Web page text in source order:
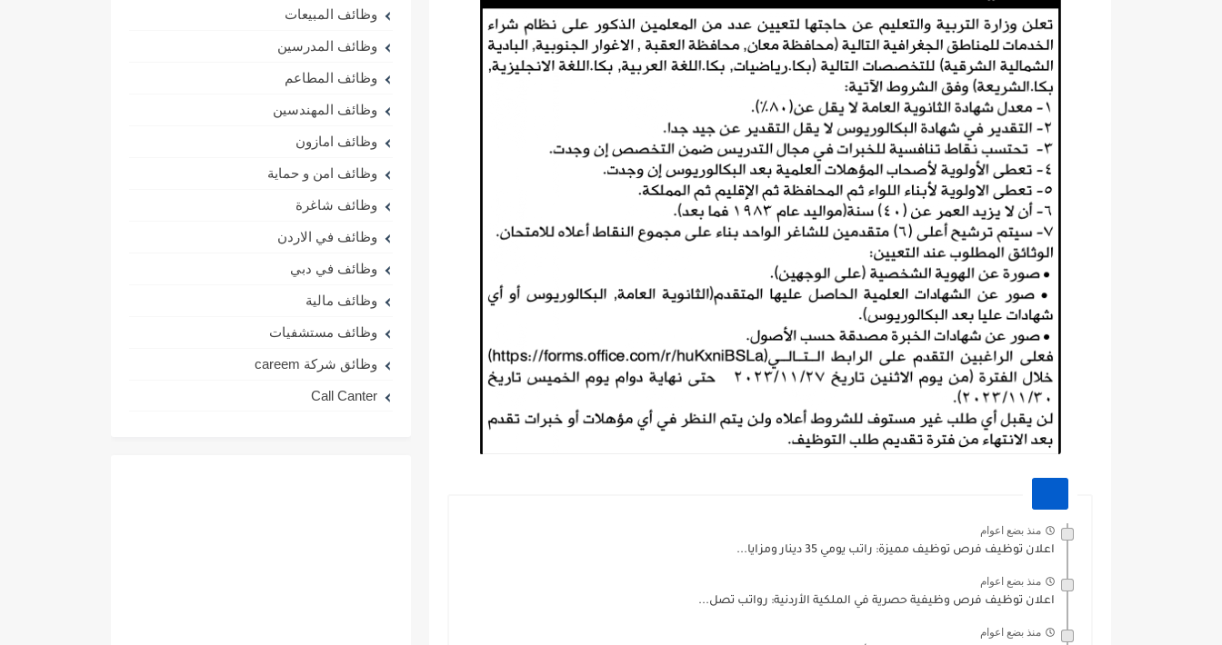
منذ بضع اعوام
اعلان توظيف فرص توظيف مميزة: راتب يومي 35 دينار ومزايا...
منذ بضع اعوام
اعلان توظيف فرص وظيفية حصرية في الملكية الأردنية: رواتب تصل...
منذ بضع اعوام
وظائف المبيعات
وظائف المدرسين
وظائف المطاعم
وظائف المهندسين
وظائف امازون
وظائف امن و حماية
وظائف شاغرة
وظائف في الاردن
وظائف في دبي
وظائف مالية
وظائف مستشفيات
وظائق شركة careem
Call Canter